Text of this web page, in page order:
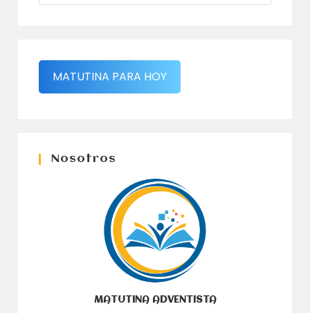
MATUTINA PARA HOY
Nosotros
MATUTINA ADVENTISTA